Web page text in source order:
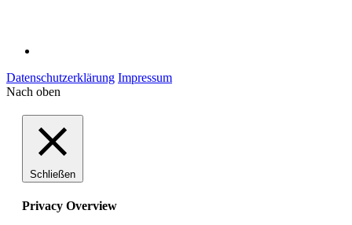
Datenschutzerklärung Impressum
Nach oben
Schließen
Privacy Overview